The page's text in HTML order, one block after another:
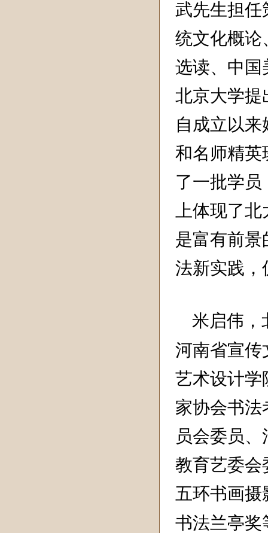
武先生担任
统文化概论
选读、中国
北京大学提
自成立以
和名师精英
了一批学
上体现了
是富有前景
法新实践，
米启伟，
河南省宣传
艺术设计学
家协会书法
员会委员
教育艺委会
五环书画摄
书法兰亭奖